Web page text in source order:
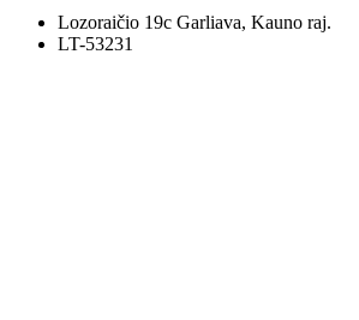
Lozoraičio 19c Garliava, Kauno raj.
LT-53231